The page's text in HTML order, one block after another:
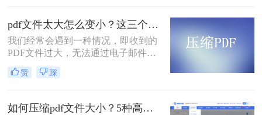
确保文件大小不超过10MB。那么pdf
怎么压缩到10MB以内呢？本文将介
绍几种常用的PDF压缩方法。
pdf文件太大怎么变小？这三个方法都可以缩小！
我们经常会遇到一种情况，即收到的
PDF文件过大，无法通过电子邮件或
其他方式进行传输。那么，pdf文件太
大怎么变小呢？在本文中，我们将向
压缩PDF文件并减小文件大小。
赞 踩
如何压缩pdf文件大小？5种高效压缩全面解析！